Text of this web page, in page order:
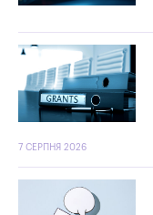
7 СЕРПНЯ 2026